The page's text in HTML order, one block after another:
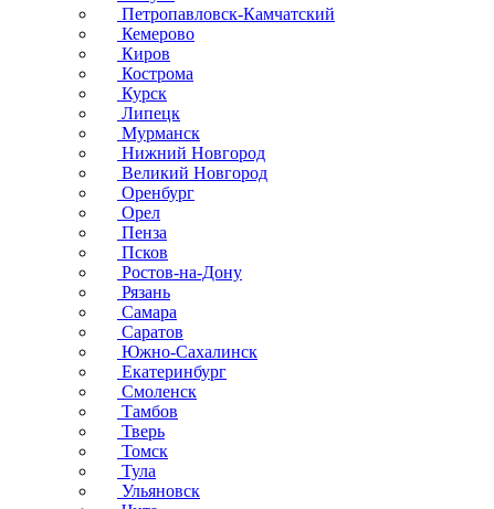
Петропавловск-Камчатский
Кемерово
Киров
Кострома
Курск
Липецк
Мурманск
Нижний Новгород
Великий Новгород
Оренбург
Орел
Пенза
Псков
Ростов-на-Дону
Рязань
Самара
Саратов
Южно-Сахалинск
Екатеринбург
Смоленск
Тамбов
Тверь
Томск
Тула
Ульяновск